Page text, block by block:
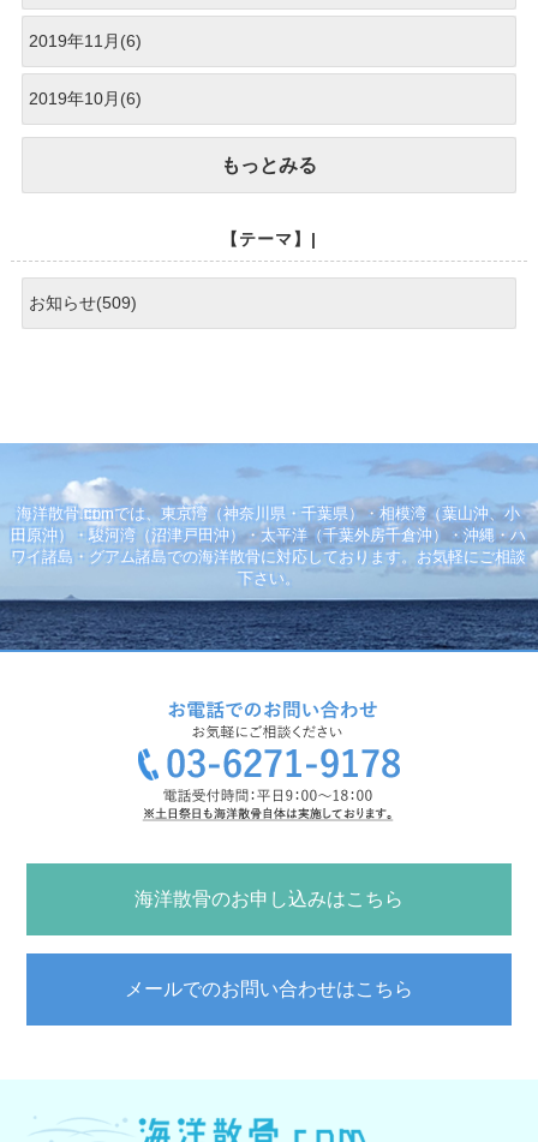
2019年11月(6)
2019年10月(6)
もっとみる
【テーマ】|
お知らせ(509)
海洋散骨.comでは、東京湾（神奈川県・千葉県）・相模湾（葉山沖、小
田原沖）・駿河湾（沼津戸田沖）・太平洋（千葉外房千倉沖）・沖縄・ハ
ワイ諸島・グアム諸島での海洋散骨に対応しております。お気軽にご相談
下さい。
海洋散骨のお申し込みはこちら
メールでのお問い合わせはこちら